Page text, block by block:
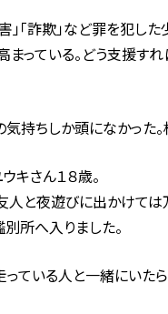
傷害」「詐欺」など罪を
まっている。どう支援す
気持ちしか頭になかった
キさん１８歳。
人と夜遊びに出かけては
所へ入りました。
っている人と一緒にいた